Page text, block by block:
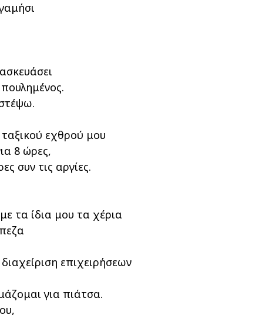
εχθρού μου
8 ώρες,
συν τις αργίες.
τα ίδια μου τα χέρια
επιχειρήσεων
για πιάτσα.